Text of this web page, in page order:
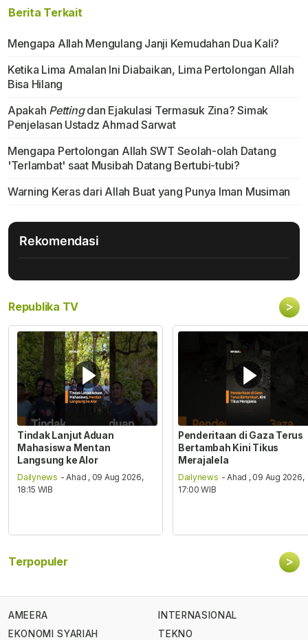
Berita Terkait
Mengapa Allah Mengulang Janji Kemudahan Dua Kali?
Ketika Lima Amalan Ini Diabaikan, Lima Pertolongan Allah
Bisa Hilang
Apakah Pettingdan Ejakulasi Termasuk Zina? Simak
Penjelasan Ustadz Ahmad Sarwat
Mengapa Pertolongan Allah SWT Seolah-olah Datang
'Terlambat' saat Musibah Datang Bertubi-tubi?
Warning Keras dari Allah Buat yang Punya Iman Musiman
Rekomendasi
Republika TV >
Tindak Lanjut Aduan
Mahasiswa Mentan
Langsung ke Alor
Dailynews - Ahad , 09 Aug 2026,
18:15 WIB
Penderitaan di Gaza Terus
Bertambah Kini Tikus
Merajalela
Dailynews - Ahad , 09 Aug 2026,
17:00 WIB
Terpopuler >
AMEERA
EKONOMI SYARIAH
INTERNASIONAL
TEKNO